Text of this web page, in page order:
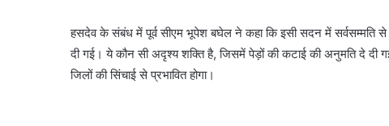
हसदेव के संबंध में पूर्व सीएम भूपेश बघेल ने कहा कि इसी सदन में सर्वसम्मति
दी गई। ये कौन सी अदृश्य शक्ति है, जिसमें पेड़ों की कटाई की अनुमति दे दी
जिलों की सिंचाई से प्रभावित होगा।